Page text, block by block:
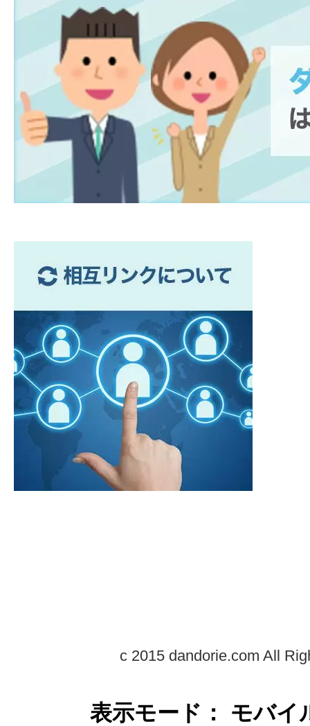
c 2015 dandorie.com All
表示モード： モバ